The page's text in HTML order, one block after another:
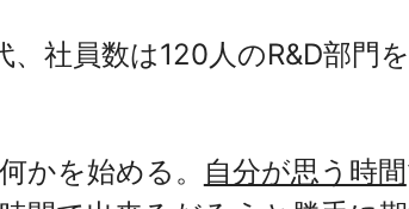
社員数は120人のR&D部門
何かを始める。 自分が思う時間